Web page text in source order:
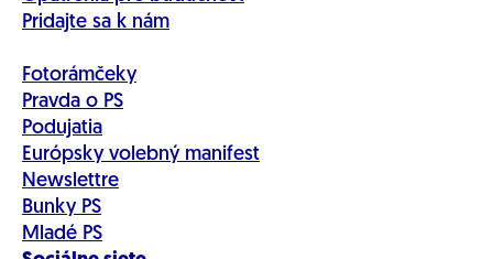
Pridajte sa k nám
Fotorámčeky
Pravda o PS
Podujatia
Európsky volebný manifest
Newslettre
Bunky PS
Mladé PS